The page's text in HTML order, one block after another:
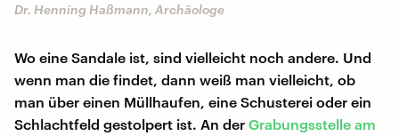
Dr. Henning Haßmann, Archäologe
Wo eine Sandale ist, sind vielleicht noch andere. Und
wenn man die findet, dann weiß man vielleicht, ob
man über einen Müllhaufen, eine Schusterei oder ein
Schlachtfeld gestolpert ist. An der Grabungsstelle am